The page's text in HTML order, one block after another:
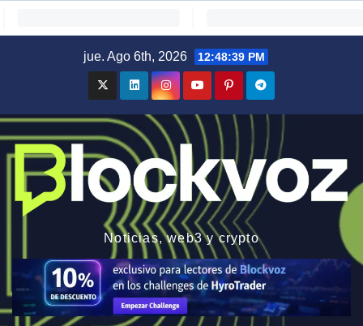
jue. Ago 6th, 2026 12:48:40 PM
Noticias, web3 y crypto